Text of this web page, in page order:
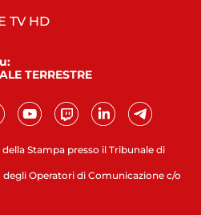
Stampa presso il Tribunale di
Operatori di Comunicazione c/o
TV HD
TERRESTRE